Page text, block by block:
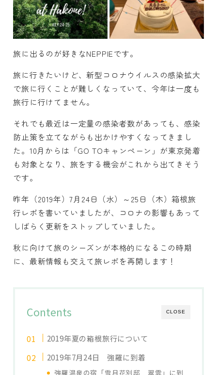
旅に出るのが好きなNEPPIEです。
旅に行きたいけど、新型コロナウイルスの感染拡大
で旅に行くことが難しくなっていて、今年は一度も
旅行に行けてません。
それでも最近は一定量の感染者数があっても、感染
防止策を立てながらも出かけやすくなってきまし
た。10月からは「GO TOキャンペーン」が東京発着
も対象となり、旅をする機会がこれから出てきそう
です。
昨年（2019年）7月24日（水）～25日（木）箱根旅
行レポを書いていましたが、コロナの影響もあって
しばらく更新をストップしていました。
秋に向けて旅のシーズンが本格的になるこの時期
に、最新情報も交えて旅レポを再開します！
CLOSE
Contents
2019年夏の箱根旅行について
2019年7月24日 強羅に到着
強羅温泉の宿「雪月花別邸 翠雲」に到